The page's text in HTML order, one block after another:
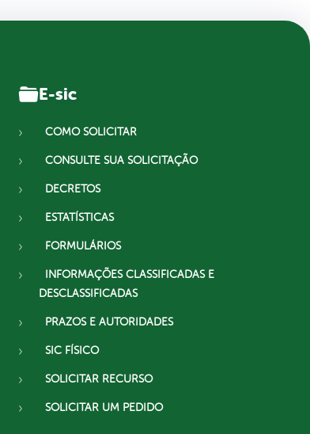
E-sic
COMO SOLICITAR
CONSULTE SUA SOLICITAÇÃO
DECRETOS
ESTATÍSTICAS
FORMULÁRIOS
INFORMAÇÕES CLASSIFICADAS E
DESCLASSIFICADAS
PRAZOS E AUTORIDADES
SIC FÍSICO
SOLICITAR RECURSO
SOLICITAR UM PEDIDO